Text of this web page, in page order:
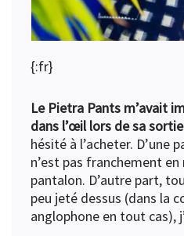
{:fr}
Le Pietra Pants m’avait
dans l’œil lors de sa sortie
hésité à l’acheter. D’une
n’est pas franchement
pantalon. D’autre part,
peu jeté dessus (dans la
anglophone en tout cas),